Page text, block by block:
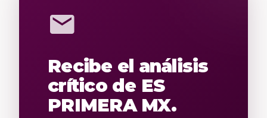
mail
Recibe el análisis
crítico de ES
PRIMERA MX.